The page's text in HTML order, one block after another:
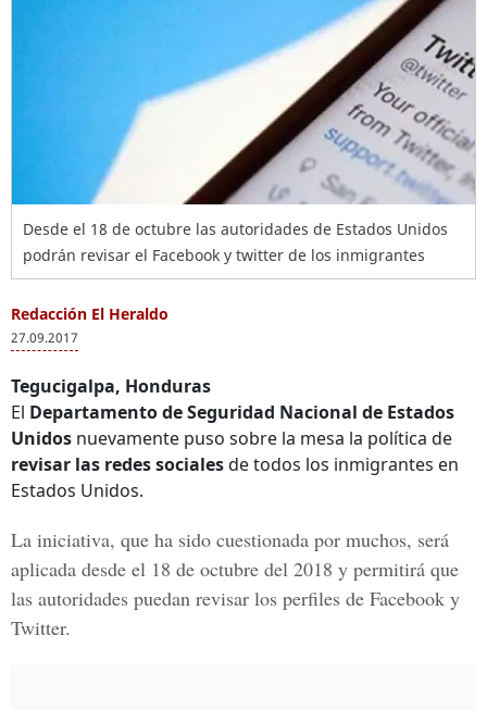
Desde el 18 de octubre las autoridades de Estados Unidos
podrán revisar el Facebook y twitter de los inmigrantes
Redacción El Heraldo
27.09.2017
Tegucigalpa, Honduras
El Departamento de Seguridad Nacional de Estados
Unidos nuevamente puso sobre la mesa la política de
revisar las redes socialesde todos los inmigrantes en
Estados Unidos.
La iniciativa, que ha sido cuestionada por muchos, será
aplicada desde el 18 de octubre del 2018 y permitirá que
las autoridades puedan revisar los perfiles de Facebook y
Twitter.